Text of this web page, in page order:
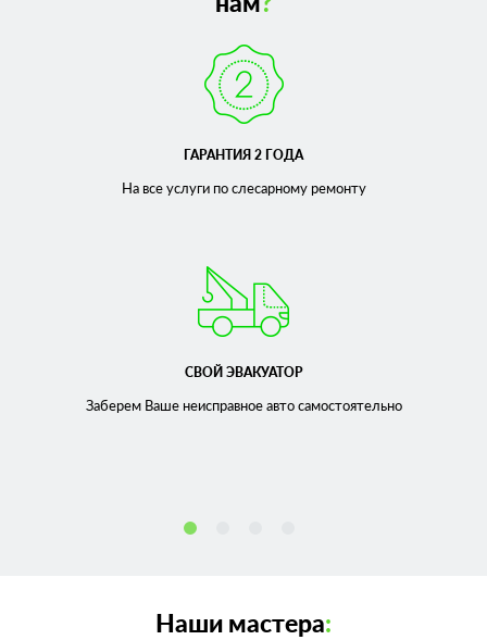
ГАРАНТИЯ 2 ГОДА
На все услуги по слесарномуремонту
СВОЙ ЭВАКУАТОР
Заберем Ваше неисправноеавто самостоятельно
Наши мастера: